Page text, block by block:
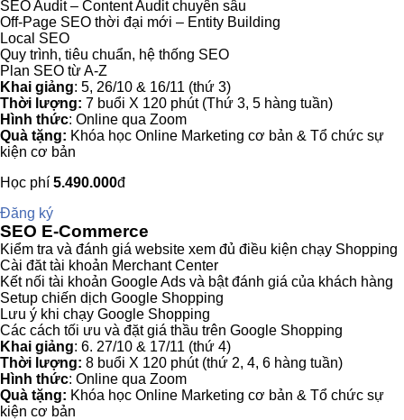
SEO Audit – Content Audit chuyên sâu
Off-Page SEO thời đại mới – Entity Building
Local SEO
Quy trình, tiêu chuẩn, hệ thống SEO
Plan SEO từ A-Z
Khai giảng: 5, 26/10 & 16/11 (thứ 3)
Thời lượng: 7 buổi X 120 phút (Thứ 3, 5 hàng tuần)
Hình thức: Online qua Zoom
Quà tặng: Khóa học Online Marketing cơ bản & Tổ chức sự
kiện cơ bản
Học phí 5.490.000đ
Đăng ký
SEO E-Commerce
Kiểm tra và đánh giá website xem đủ điều kiện chạy Shopping
Cài đăt tài khoản Merchant Center
Kết nối tài khoản Google Ads và bật đánh giá của khách hàng
Setup chiến dịch Google Shopping
Lưu ý khi chạy Google Shopping
Các cách tối ưu và đặt giá thầu trên Google Shopping
Khai giảng: 6. 27/10 & 17/11 (thứ 4)
Thời lượng: 8 buổi X 120 phút (thứ 2, 4, 6 hàng tuần)
Hình thức: Online qua Zoom
Quà tặng: Khóa học Online Marketing cơ bản & Tổ chức sự
kiện cơ bản